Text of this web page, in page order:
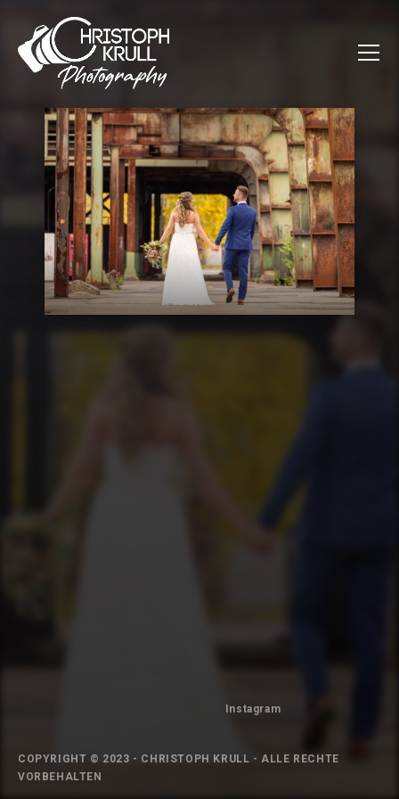
Instagram
COPYRIGHT © 2023 - CHRISTOPH KRULL - ALLE RECHTE
VORBEHALTEN